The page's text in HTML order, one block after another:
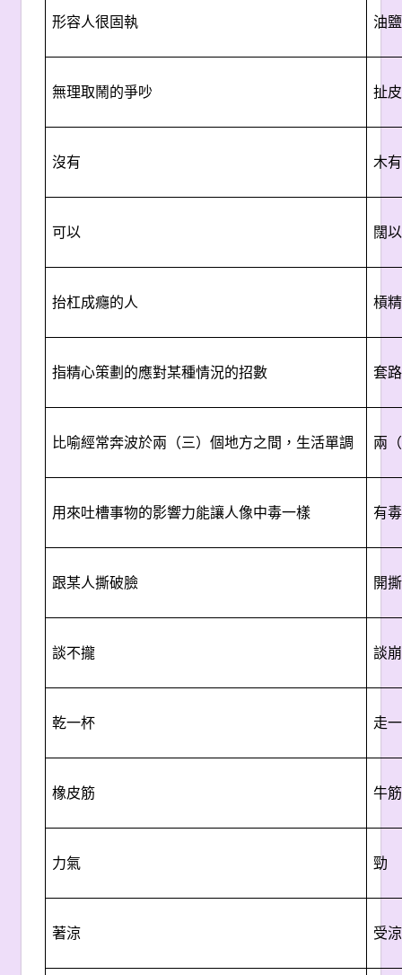
形容人很固執 油
無理取鬧的爭吵 扯皮
沒有 木有
可以 闊以
抬杠成癮的人 槓精
指精心策劃的應對某種情況的招數 套路
比喻經常奔波於兩（三）個地方之間，生活單調 兩
用來吐槽事物的影響力能讓人像中毒一樣 有毒
跟某人撕破臉 開撕
談不攏 談崩
乾一杯 走
橡皮筋 牛筋
力氣 勁
著涼 受涼